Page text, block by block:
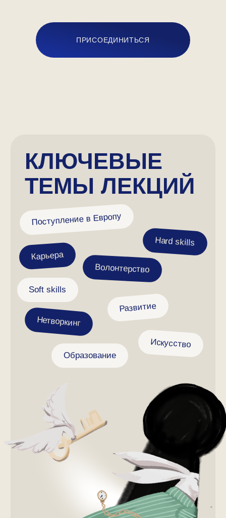
Я подтверждаю ознакомление сПолитикой
конфиденциальности
и даю свое согласие на обработку
моих персональных данных, в соответствии с
Федеральным законом от 27 июля 2006 года № 152-ФЗ
Пн — Пт 10:00 — 19:00 МСК
Образование, переезд и
карьера за рубежом
Рекламодателям
Полезные материалы
Реферальная
программа
Германия
Другие страны
Австрия
Варианты рассрочки
Дополнительные
+7 (495) 182-59-42
Для связи с нами по любым вопросам